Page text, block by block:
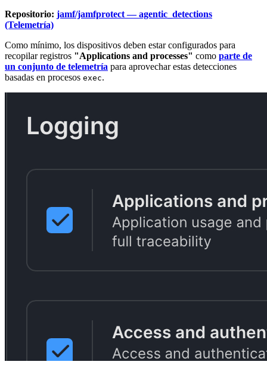
Repositorio: jamf/jamfprotect — agentic_detections
(Telemetría)
Como mínimo, los dispositivos deben estar configurados para
recopilar registros "Applications and processes" como parte de
un conjunto de telemetría para aprovechar estas detecciones
basadas en procesos exec.